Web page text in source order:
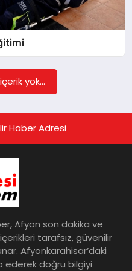
yok...
Haber Adresi
Afyon son dakika ve
tarafsız, güvenilir
Afyonkarahisar’daki
ederek doğru bilgiyi